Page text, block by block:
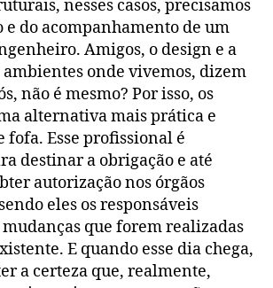
nesses casos, precisamos
e do acompanhamento de um
Amigos, o design e a
ambientes onde vivemos, dizem
não é mesmo? Por isso, os
alternativa mais prática e
fofa. Esse profissional é
destinar a obrigação e até
autorização nos órgãos
eles os responsáveis
que forem realizadas
E quando esse dia chega,
a certeza que, realmente,